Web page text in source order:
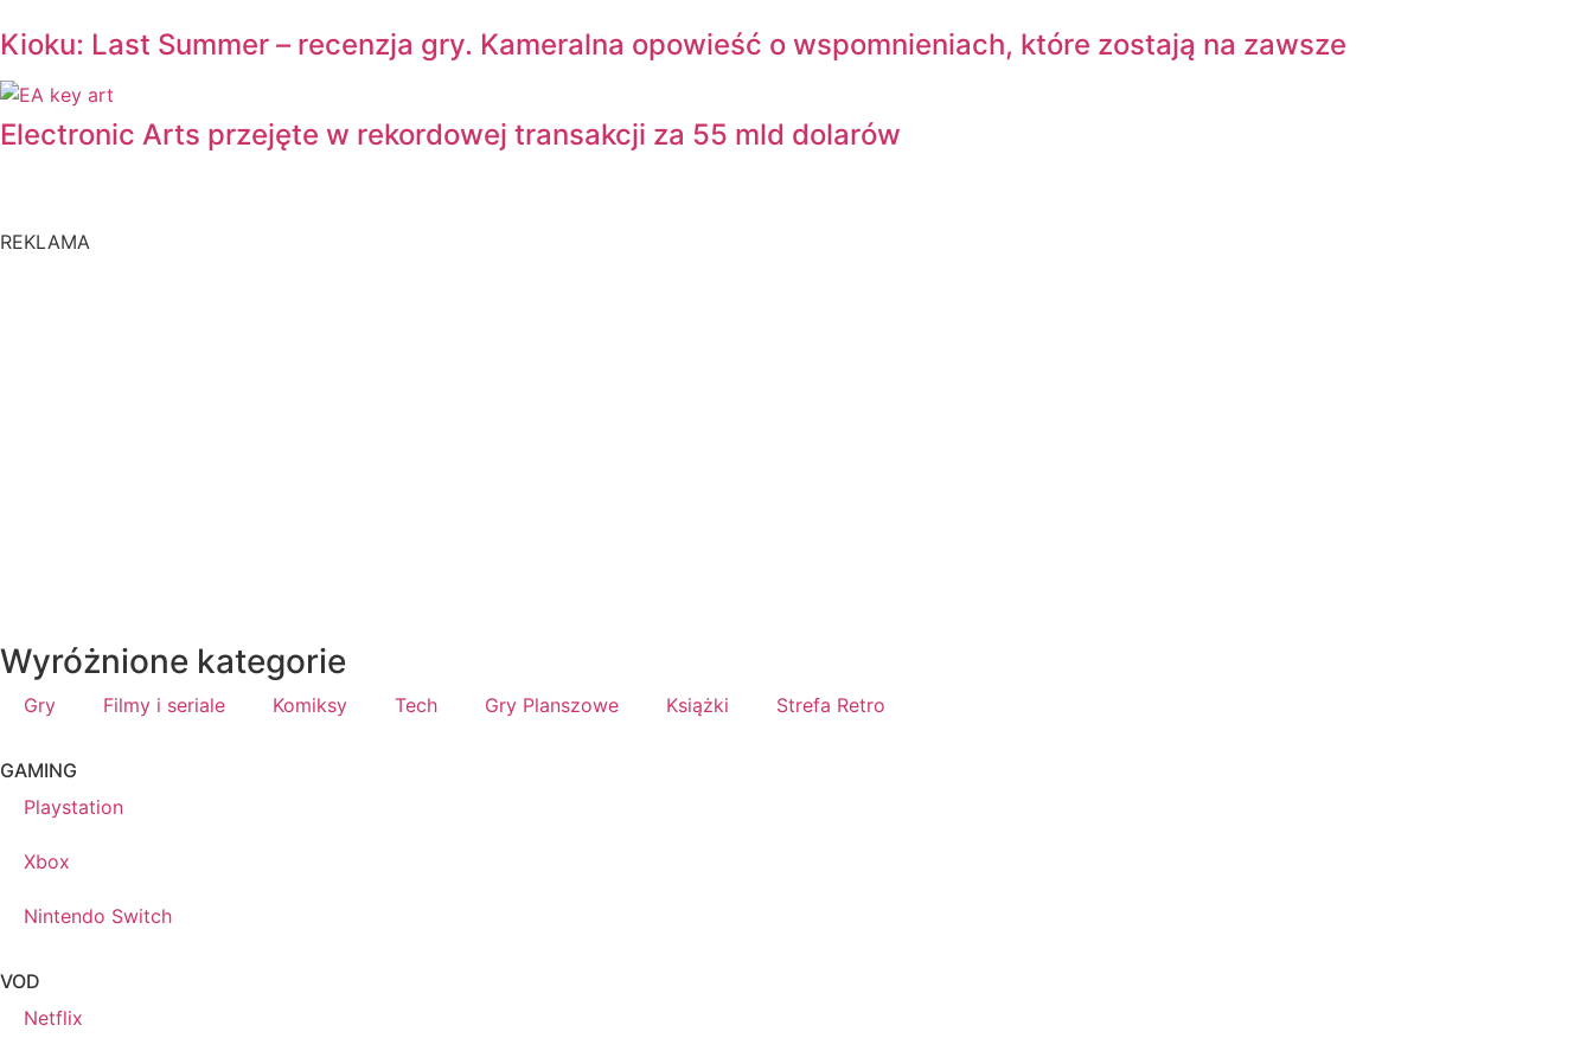
Kioku: Last Summer – recenzja gry. Kameralna opowieść o wspomnieniach, które zostają na zawsze
Electronic Arts przejęte w rekordowej transakcji za 55 mld dolarów
REKLAMA
Wyróżnione kategorie
Gry Filmy i seriale Komiksy Tech Gry Planszowe Książki Strefa Retro
GAMING
Playstation
Xbox
Nintendo Switch
VOD
Netflix